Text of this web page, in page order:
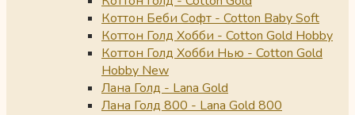
Коттон Беби Софт - Cotton Baby Soft
Коттон Голд Хобби - Cotton Gold Hobby
Коттон Голд Хобби Нью - Cotton Gold
Hobby New
Лана Голд - Lana Gold
Лана Голд 800 - Lana Gold 800